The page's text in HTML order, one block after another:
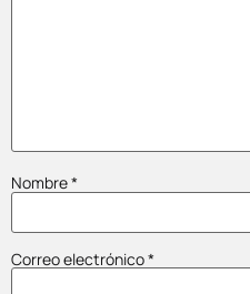
Nombre*
Correo electrónico*